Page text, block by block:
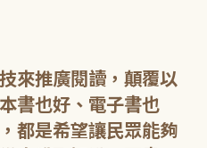
來推廣閱讀，顛覆以
書也好、電子書也
都是希望讓民眾能夠